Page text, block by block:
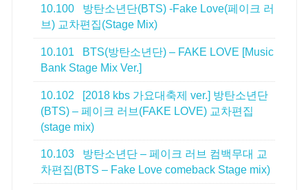
10.100
방탄소년단(BTS) -Fake Love(페이크 러
브) 교차편집(Stage Mix)
10.101
BTS(방탄소년단) – FAKE LOVE [Music
Bank Stage Mix Ver.]
10.102
[2018 kbs 가요대축제 ver.] 방탄소년단
(BTS) – 페이크 러브(FAKE LOVE) 교차편집
(stage mix)
10.103
방탄소년단 – 페이크 러브 컴백무대 교
차편집(BTS – Fake Love comeback Stage mix)